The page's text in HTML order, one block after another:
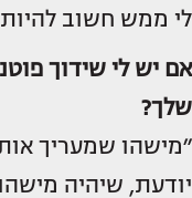
לי ממש חשוב
אם יש לי שידוך
שלך?
״מישהו שמעריך
יודעת, שיהיה